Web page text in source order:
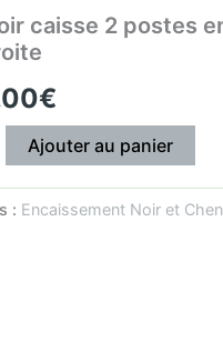
caisse 2 postes
€
Ajouter au panier
: Encaissement Noir et